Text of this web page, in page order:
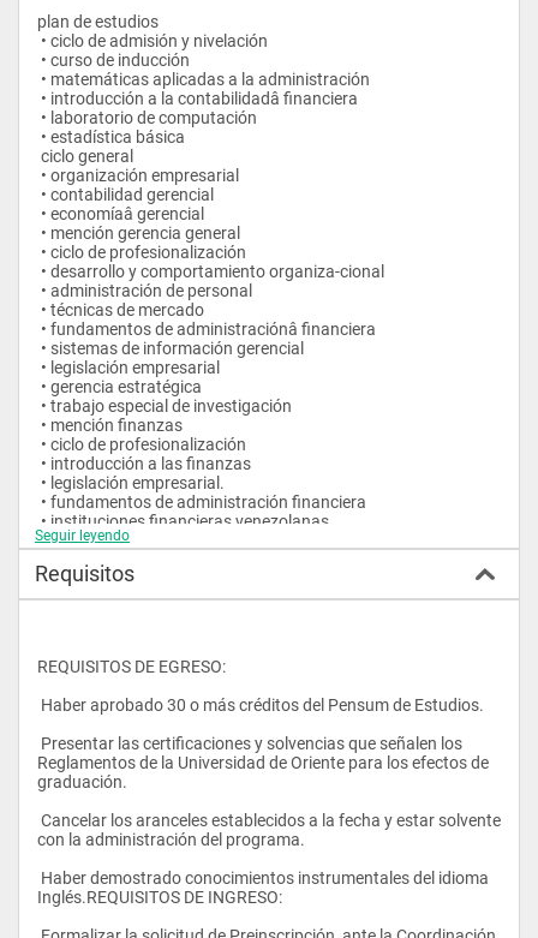
y técnicas útiles en las ciencias administrativas capacitado
para el ejercicio de la profesión en organizaciones públicas o
privadas.
administrativas tiene el propósito específico de dar al
participante una sólida base de conocimientos
administrativos, desarrollándole paralelamente una actividad
sistemática y creativa en la solución de problemas y toma de
decisiones a nivel de altaâ  dirección.
plan de estudios
• ciclo de admisión y nivelación
• curso de inducción
• matemáticas aplicadas a la administración
• introducción a la contabilidadâ financiera
• laboratorio de computación
• estadística básica
ciclo general
• organización empresarial
• contabilidad gerencial
• economíaâ gerencial
• mención gerencia general
• ciclo de profesionalización
• desarrollo y comportamiento organiza-cional
• administración de personal
• técnicas de mercado
• fundamentos de administraciónâ financiera
• sistemas de información gerencial
• legislación empresarial
• gerencia estratégica
• trabajo especial de investigación
• mención finanzas
• ciclo de profesionalización
• introducción a las finanzas
• legislación empresarial.
• fundamentos de administración financiera
• instituciones financieras venezolanas
• mercado de valores
• gerencia estratégica financiera
• trabajo especial de investigación
• técnicas y análisis estadístico
• fundamentos de investigación operativa
• modelos cuantitativos para la toma de decisiones
• modelos aleatorios para la toma de decisiones
• sistemas de información gerencial
• gerencia estratégica de producción
• trabajo especial de investigación mención administración
agrícola
• ciclo de profesionalización
• principios administración de empresas
• agropecuarias
• contabilidad agrícola
• técnicas yâ análisis estadísticos
Seguir leyendo
Requisitos
REQUISITOS DE EGRESO:
Haber aprobado 30 o más créditos del Pensum de Estudios.
Reglamentos de la Universidad de Oriente para los efectos de
graduación.
con la administración del programa.
Inglés.REQUISITOS DE INGRESO: